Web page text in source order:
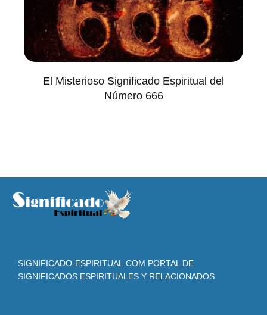
El Misterioso Significado Espiritual del
Número 666
SIGNIFICADO-ESPIRITUAL.COM PORTAL DE
SIGNIFICADOS ESPIRITUALES Y RELACIONADOS